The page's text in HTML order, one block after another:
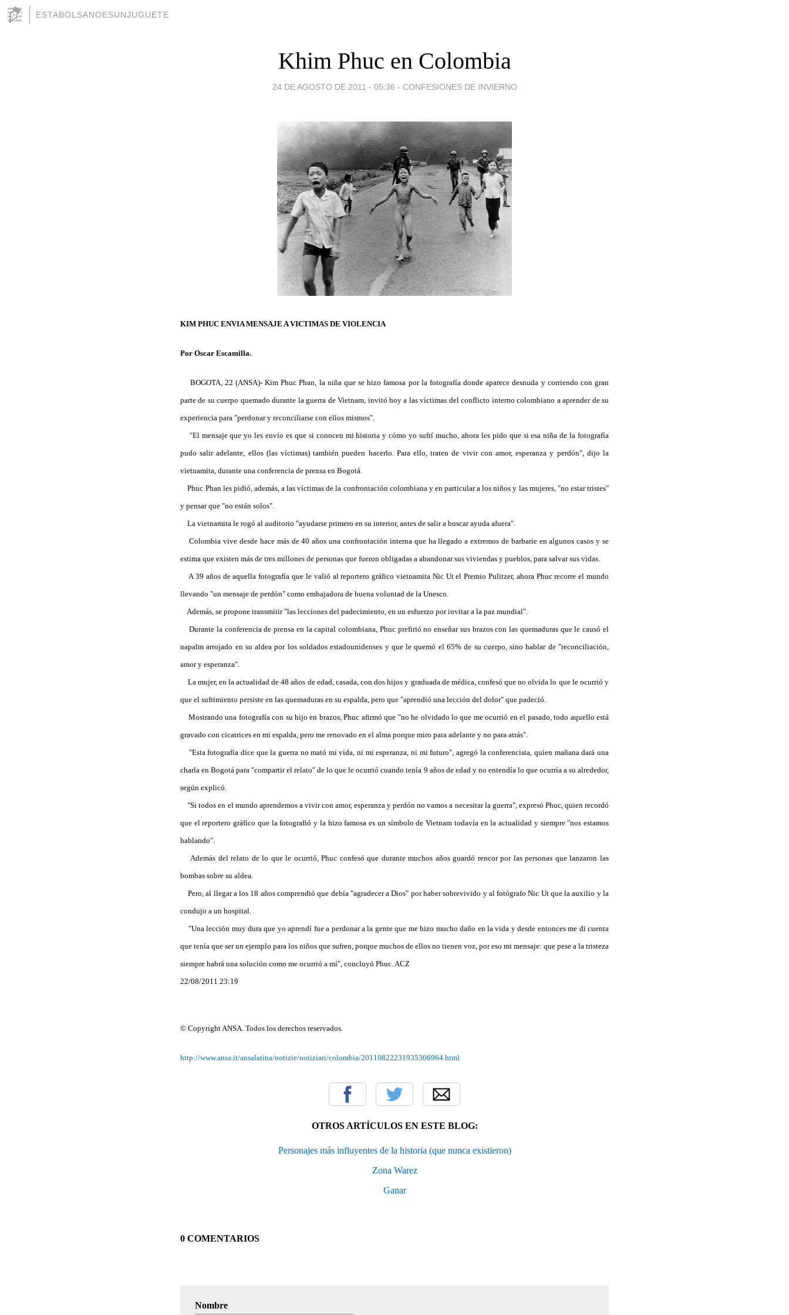
ESTABOLSANOESUNJUGUETE
Khim Phuc en Colombia
24 DE AGOSTO DE 2011 - 05:36 - CONFESIONES DE INVIERNO
KIM PHUC ENVIA MENSAJE A VICTIMAS DE VIOLENCIA
Por Oscar Escamilla.
BOGOTA, 22 (ANSA)- Kim Phuc Phan, la niña que se hizo famosa por la fotografía donde aparece desnuda y corriendo con gran
parte de su cuerpo quemado durante la guerra de Vietnam, invitó hoy a las víctimas del conflicto interno colombiano a aprender de su
experiencia para "perdonar y reconciliarse con ellos mismos".
"El mensaje que yo les envío es que si conocen mi historia y cómo yo sufrí mucho, ahora les pido que si esa niña de la fotografía
pudo salir adelante, ellos (las víctimas) también pueden hacerlo. Para ello, traten de vivir con amor, esperanza y perdón", dijo la
vietnamita, durante una conferencia de prensa en Bogotá.
Phuc Phan les pidió, además, a las víctimas de la confrontación colombiana y en particular a los niños y las mujeres, "no estar tristes"
y pensar que "no están solos".
La vietnamita le rogó al auditorio "ayudarse primero en su interior, antes de salir a buscar ayuda afuera".
Colombia vive desde hace más de 40 años una confrontación interna que ha llegado a extremos de barbarie en algunos casos y se
estima que existen más de tres millones de personas que fueron obligadas a abandonar sus viviendas y pueblos, para salvar sus vidas.
A 39 años de aquella fotografía que le valió al reportero gráfico vietnamita Nic Ut el Premio Pulitzer, ahora Phuc recorre el mundo
llevando "un mensaje de perdón" como embajadora de buena voluntad de la Unesco.
Además, se propone transmitir "las lecciones del padecimiento, en un esfuerzo por invitar a la paz mundial".
Durante la conferencia de prensa en la capital colombiana, Phuc prefirió no enseñar sus brazos con las quemaduras que le causó el
napalm arrojado en su aldea por los soldados estadounidenses y que le quemó el 65% de su cuerpo, sino hablar de "reconciliación,
amor y esperanza".
La mujer, en la actualidad de 48 años de edad, casada, con dos hijos y graduada de médica, confesó que no olvida lo que le ocurrió y
que el sufrimiento persiste en las quemaduras en su espalda, pero que "aprendió una lección del dolor" que padeció.
Mostrando una fotografía con su hijo en brazos, Phuc afirmó que "no he olvidado lo que me ocurrió en el pasado, todo aquello está
gravado con cicatrices en mi espalda, pero me renovado en el alma porque miro para adelante y no para atrás".
"Esta fotografía dice que la guerra no mató mi vida, ni mi esperanza, ni mi futuro", agregó la conferencista, quien mañana dará una
charla en Bogotá para "compartir el relato" de lo que le ocurrió cuando tenía 9 años de edad y no entendía lo que ocurría a su alrededor,
según explicó.
"Si todos en el mundo aprendemos a vivir con amor, esperanza y perdón no vamos a necesitar la guerra", expresó Phuc, quien recordó
que el reportero gráfico que la fotografió y la hizo famosa es un símbolo de Vietnam todavía en la actualidad y siempre "nos estamos
hablando".
Además del relato de lo que le ocurrió, Phuc confesó que durante muchos años guardó rencor por las personas que lanzaron las
bombas sobre su aldea.
Pero, al llegar a los 18 años comprendió que debía "agradecer a Dios" por haber sobrevivido y al fotógrafo Nic Ut que la auxilio y la
condujo a un hospital.
"Una lección muy dura que yo aprendí fue a perdonar a la gente que me hizo mucho daño en la vida y desde entonces me di cuenta
que tenía que ser un ejemplo para los niños que sufren, porque muchos de ellos no tienen voz, por eso mi mensaje: que pese a la tristeza
siempre habrá una solución como me ocurrió a mí", concluyó Phuc. ACZ
22/08/2011 23:19
© Copyright ANSA. Todos los derechos reservados.
http://www.ansa.it/ansalatina/notizie/notiziari/colombia/20110822231935306964.html
OTROS ARTÍCULOS EN ESTE BLOG:
Personajes más influyentes de la historia (que nunca existieron)
Zona Warez
Ganar
0 COMENTARIOS
Nombre